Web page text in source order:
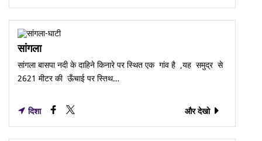
सांगला
सांगला बासपा नदी के दाहिने किनारे पर स्थित एक गांव है ,यह समुद्र से
2621 मीटर की ऊँचाई पर स्तिथ…
दिशा और देखो